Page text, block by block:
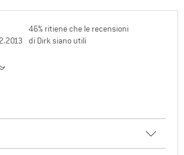
46% ritiene che le recensioni
di Dirk siano utili